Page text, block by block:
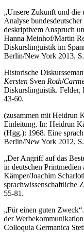
„Unsere Zukunft und die
Analyse
deskriptivem Anspruch
Hanna Meinhof/Martin
Diskurslinguistik im
Berlin/New York 2013,
Historische
Kersten Sven Roth/
Diskurslinguistik. Felder,
43-60.
(zusammen mit Heidrun
Einleitung. In: Heidrun
(Hgg.): 1968. Eine
Berlin/New York 2012,
„Der Angriff auf das
in deutschen
Kämper/Joachim
sprachwissenschaftliche
55-81.
„Für einen guten
der
Colloquia Germanica